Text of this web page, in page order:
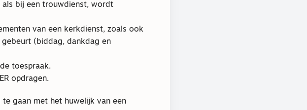
als bij een trouwdienst, wordt
van een kerkdienst, zoals ook
(biddag, dankdag en
toespraak.
opdragen.
gaan met het huwelijk van een